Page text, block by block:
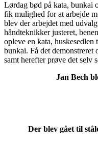
Lørdag bød på kata, bunkai
fik mulighed for at arbejde
blev der arbejdet med
håndteknikker justeret,
opleve en kata,
bunkai. Få det demonstreret
samt herefter prøve det selv
Jan Bech
Der blev gået til